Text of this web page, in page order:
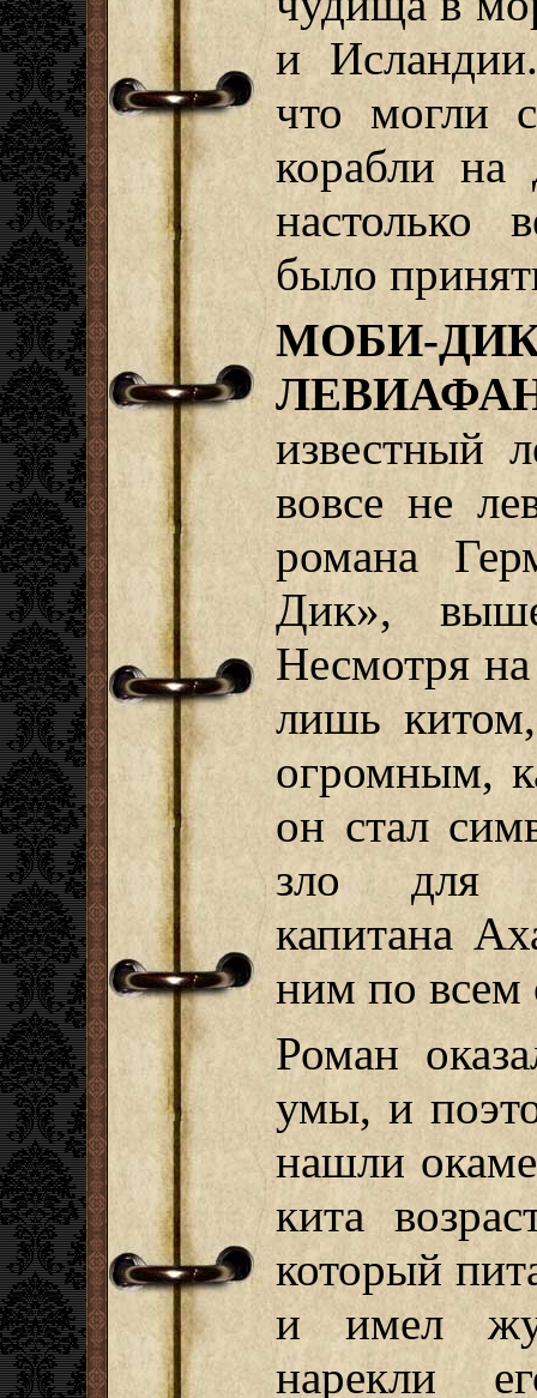
и
что могли с
корабли на
настолько
было
МОБИ-
известный
вовсе не
романа
Дик»,
Несмотря
лишь
огромным,
он стал
зло для
капитана
ним по всем
Роман
умы, и
нашли
кита
который
и имел
нарекли